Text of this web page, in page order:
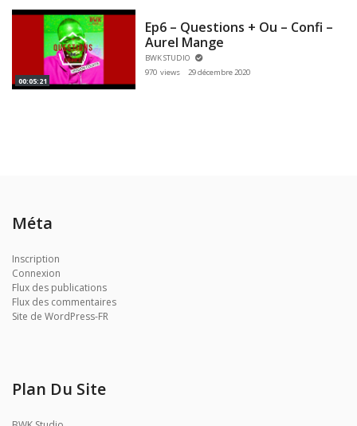
00:05:21
Ep6 – Questions + Ou – Confi –
Aurel Mange
BWK STUDIO
970 views
29 décembre 2020
Méta
Inscription
Connexion
Flux des publications
Flux des commentaires
Site de WordPress-FR
Plan Du Site